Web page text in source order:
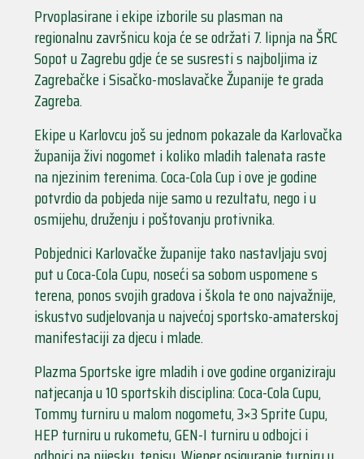
Prvoplasirane i ekipe izborile su plasman na
regionalnu završnicu koja će se održati 7. lipnja na ŠRC
Sopot u Zagrebu gdje će se susresti s najboljima iz
Zagrebačke i Sisačko-moslavačke Županije te grada
Zagreba.
Ekipe u Karlovcu još su jednom pokazale da Karlovačka
županija živi nogomet i koliko mladih talenata raste
na njezinim terenima. Coca-Cola Cup i ove je godine
potvrdio da pobjeda nije samo u rezultatu, nego i u
osmijehu, druženju i poštovanju protivnika.
Pobjednici Karlovačke županije tako nastavljaju svoj
put u Coca-Cola Cupu, noseći sa sobom uspomene s
terena, ponos svojih gradova i škola te ono najvažnije,
iskustvo sudjelovanja u najvećoj sportsko-amaterskoj
manifestaciji za djecu i mlade.
Plazma Sportske igre mladih i ove godine organiziraju
natjecanja u 10 sportskih disciplina: Coca-Cola Cupu,
Tommy turniru u malom nogometu, 3×3 Sprite Cupu,
HEP turniru u rukometu, GEN-I turniru u odbojci i